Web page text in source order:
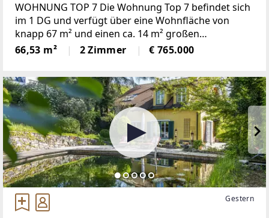
WOHNUNG TOP 7 Die Wohnung Top 7 befindet sich
im 1 DG und verfügt über eine Wohnfläche von
knapp 67 m² und einen ca. 14 m² großen
Balkon. Über den Vorraum gelangen Sie direkt in die
lichtdurchflutete ca. 29 m²
66,53 m² 2 Zimmer € 765.000
Gestern